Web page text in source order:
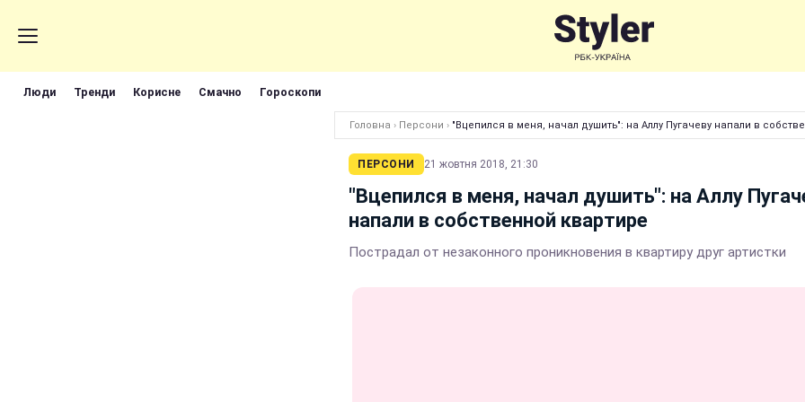
Люди Тренди Корисне Смачно Гороскопи
Головна › Персони › "Вцепился в меня, начал душить": на Аллу Пугачеву напали в
ПЕРСОНИ 21 жовтня 2018, 21:30
"Вцепился в меня, начал душить": на Аллу
напали в собственной квартире
Пострадал от незаконного проникновения в квартиру друг артистки